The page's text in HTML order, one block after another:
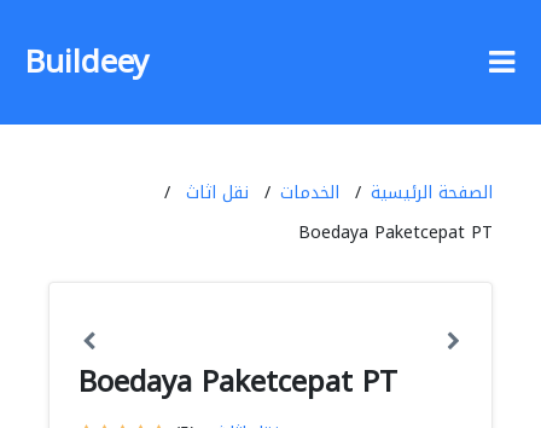
Buildeey
الصفحة الرئيسية الخدمات
نقل اثاث
Boedaya Paketcepat PT
Boedaya Paketcepat PT